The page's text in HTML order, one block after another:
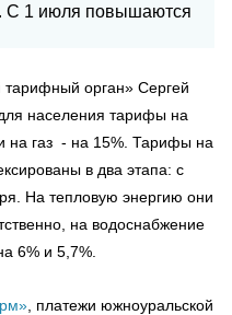
орган» Сергей
населения тарифы на
на газ - на 15%. Тарифы на
в два этапа: с
На тепловую энергию они
на водоснабжение
6% и 5,7%.
, платежи южноуральской